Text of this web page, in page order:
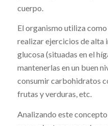
cuerpo.
El organismo utiliza
realizar ejercicios de alta
glucosa (situadas en el
mantenerlas en un buen
consumir carbohidratos
frutas y verduras, etc.
Analizando este